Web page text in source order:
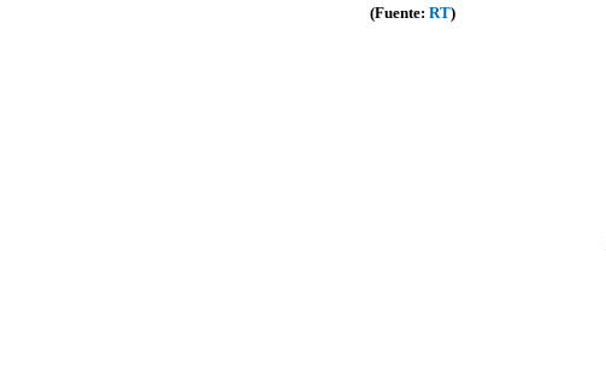
(Fuente: RT)